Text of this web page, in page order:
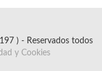
) - Reservados todos
y Cookies